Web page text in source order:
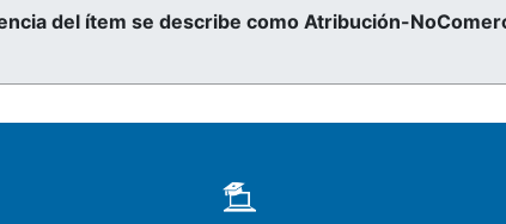
del ítem se describe como Atribución-